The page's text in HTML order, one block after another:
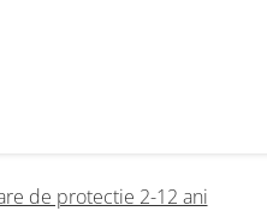
de protectie 2-12 ani